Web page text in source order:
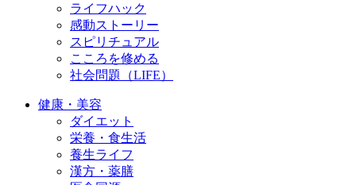
ライフハック
感動ストーリー
スピリチュアル
こころを修める
社会問題（LIFE）
健康・美容
ダイエット
栄養・食生活
養生ライフ
漢方・薬膳